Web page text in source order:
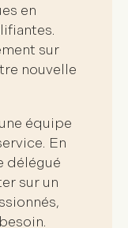
en
sur
nouvelle
équipe
En
délégué
sur un
,